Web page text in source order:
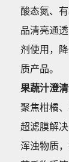
酸态氮、
品清亮通
剂使用，
质产品。
果蔬汁澄
聚焦柑橘
超滤膜解
浑浊物质